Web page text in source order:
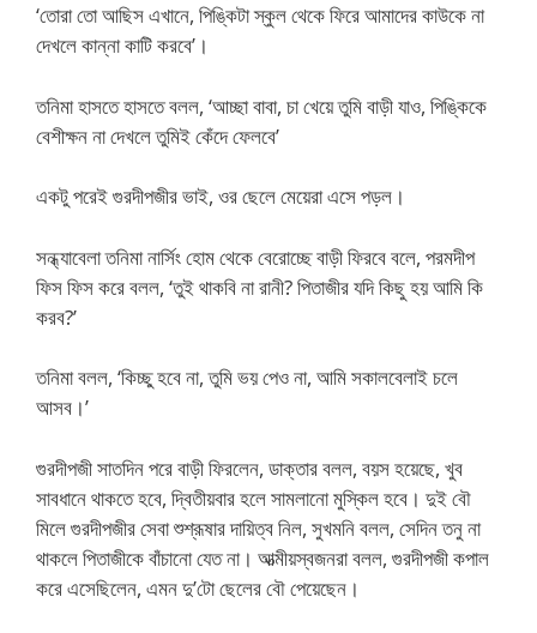
‘তোরা তো আছিস এখানে, পিঙ্কিটা স্কুল থেকে ফিরে আমাদের কাউকে না
দেখলে কান্না কাটি করবে’।
তনিমা হাসতে হাসতে বলল, ‘আচ্ছা বাবা, চা খেয়ে তুমি বাড়ী যাও, পিঙ্কিকে
বেশীক্ষন না দেখলে তুমিই কেঁদে ফেলবে’
একটু পরেই গুরদীপজীর ভাই, ওর ছেলে মেয়েরা এসে পড়ল।
সন্ধ্যাবেলা তনিমা নার্সিং হোম থেকে বেরোচ্ছে বাড়ী ফিরবে বলে, পরমদীপ
ফিস ফিস করে বলল, ‘তুই থাকবি না রানী? পিতাজীর যদি কিছু হয় আমি কি
করব?’
তনিমা বলল, ‘কিচ্ছু হবে না, তুমি ভয় পেও না, আমি সকালবেলাই চলে
আসব।’
গুরদীপজী সাতদিন পরে বাড়ী ফিরলেন, ডাক্তার বলল, বয়স হয়েছে, খুব
সাবধানে থাকতে হবে, দ্বিতীয়বার হলে সামলানো মুস্কিল হবে। দুই বৌ
মিলে গুরদীপজীর সেবা শুশ্রূষার দায়িত্ব নিল, সুখমনি বলল, সেদিন তনু না
থাকলে পিতাজীকে বাঁচানো যেত না। আত্মীয়স্বজনরা বলল, গুরদীপজী কপাল
করে এসেছিলেন, এমন দু’টো ছেলের বৌ পেয়েছেন।